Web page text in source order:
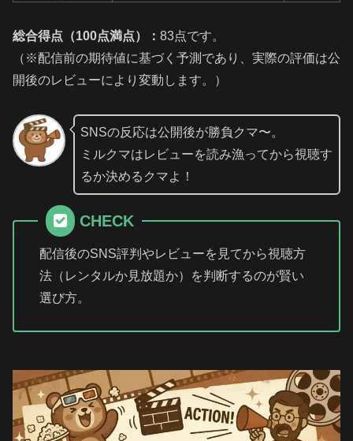
総合得点（100点満点）： 83点です。
（※配信前の期待値に基づく予測であり、実際の評価は公
開後のレビューにより変動します。）
SNSの反応は公開後が勝負クマ〜。
ミルクマはレビューを読み漁ってから視聴す
るか決めるクマよ！
CHECK
配信後のSNS評判やレビューを見てから視聴方
法（レンタルか見放題か）を判断するのが賢い
選び方。